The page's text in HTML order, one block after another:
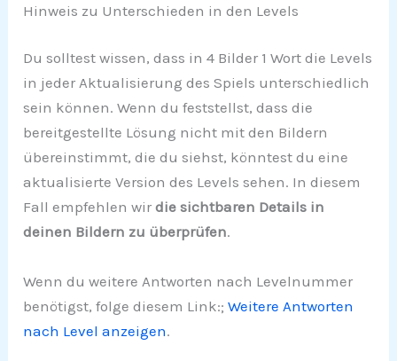
Hinweis zu Unterschieden in den Levels
Du solltest wissen, dass in 4 Bilder 1 Wort die Levels
in jeder Aktualisierung des Spiels unterschiedlich
sein können. Wenn du feststellst, dass die
bereitgestellte Lösung nicht mit den Bildern
übereinstimmt, die du siehst, könntest du eine
aktualisierte Version des Levels sehen. In diesem
Fall empfehlen wirdie sichtbaren Details in
deinen Bildern zu überprüfen.
Wenn du weitere Antworten nach Levelnummer
benötigst, folge diesem Link:;Weitere Antworten
nach Level anzeigen.